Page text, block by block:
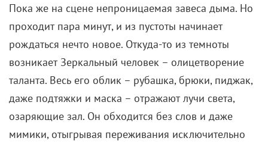
Пока же на сцене непроницаемая завеса дыма. Но
проходит пара минут, и из пустоты начинает
рождаться нечто новое. Откуда-то из темноты
возникает Зеркальный человек – олицетворение
таланта. Весь его облик – рубашка, брюки, пиджак,
даже подтяжки и маска – отражают лучи света,
озаряющие зал. Он обходится без слов и даже
мимики, отыгрывая переживания исключительно